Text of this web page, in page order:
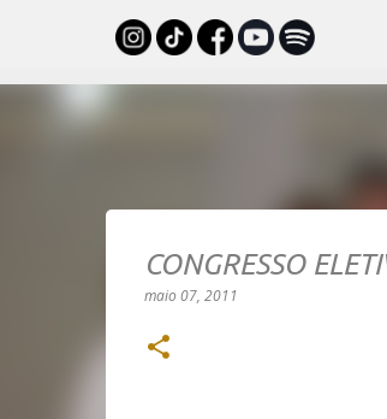
CONGRESSO
maio 07, 2011